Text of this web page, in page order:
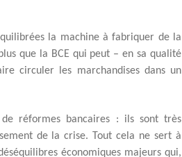
la machine à fabriquer de la
que la BCE qui peut – en sa qualité
circuler les marchandises dans un
réformes bancaires : ils sont très
de la crise. Tout cela ne sert à
économiques majeurs qui,